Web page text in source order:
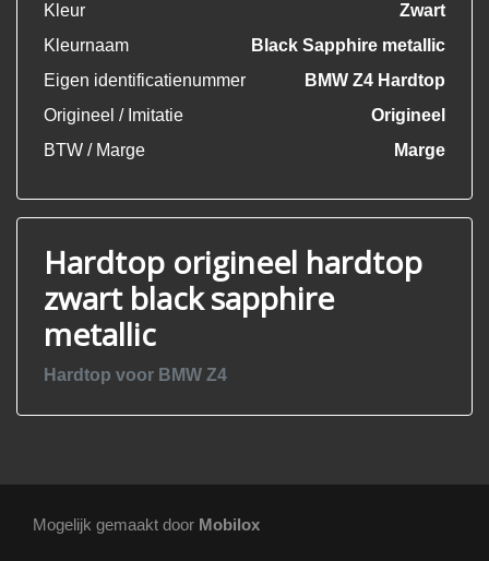
Kleur
Zwart
Kleurnaam
Black Sapphire metallic
Eigen identificatienummer
BMW Z4 Hardtop
Origineel / Imitatie
Origineel
BTW / Marge
Marge
Hardtop origineel hardtop
zwart black sapphire
metallic
Hardtop voor BMW Z4
Mogelijk gemaakt door Mobilox